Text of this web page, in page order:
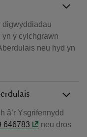
digwyddiadau
yn y cylchgrawn
neu hyd yn
â’r Ysgrifennydd
646783
neu dros